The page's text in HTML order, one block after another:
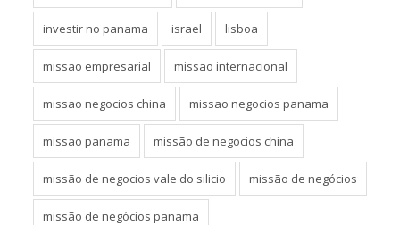
investir no panama israel lisboa
missao empresarial missao internacional
missao negocios china missao negocios panama
missao panama missão de negocios china
missão de negocios vale do silicio missão de negócios
missão de negócios panama